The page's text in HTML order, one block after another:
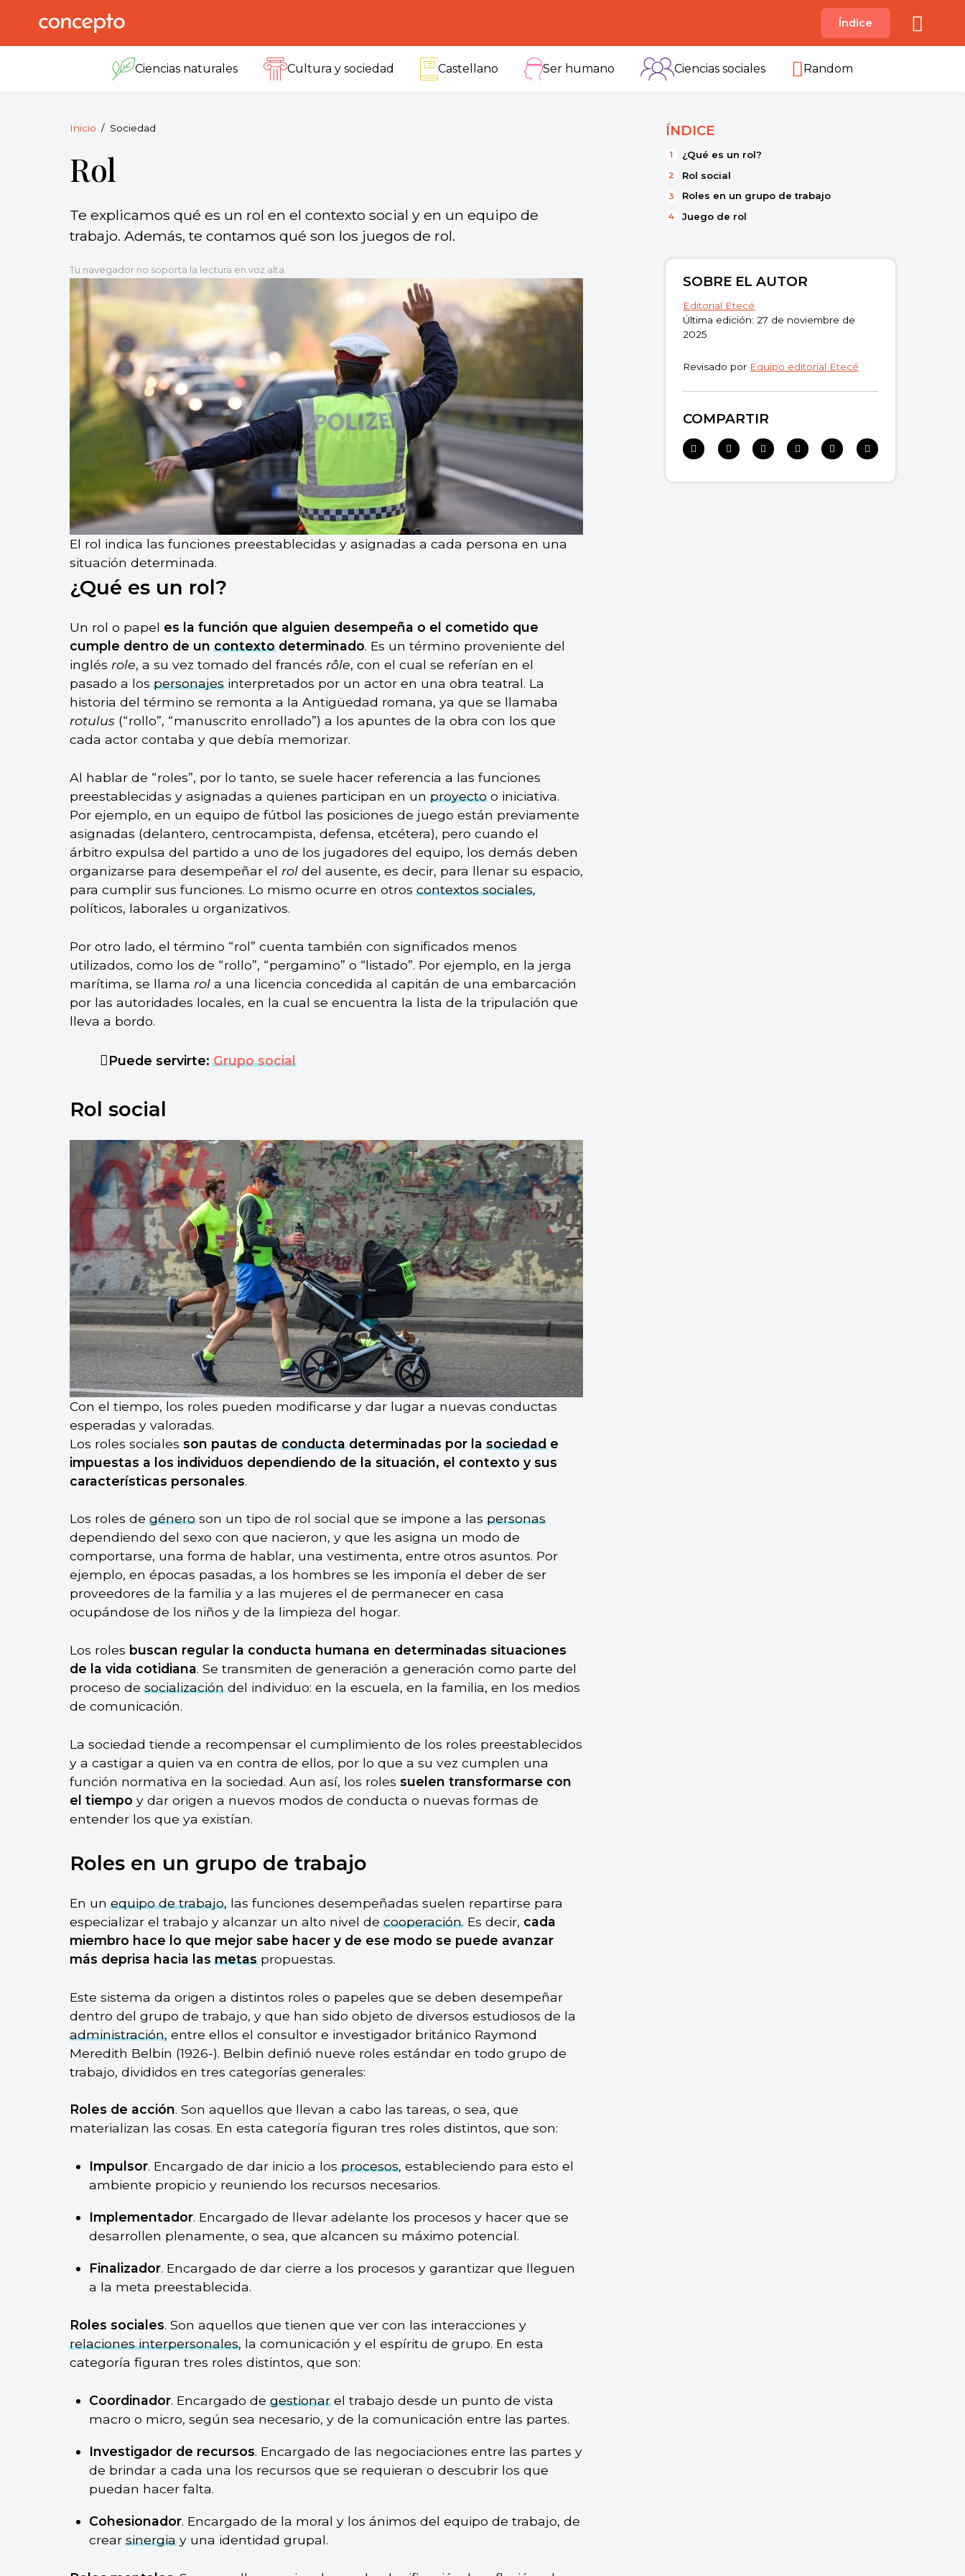
reservados.
B C
Índice
Ciencias naturales Cultura y sociedad Castellano Ser humano Ciencias sociales Random
Inicio Sociedad
Rol
Te explicamos qué es un rol en el contexto social y en un equipo de
trabajo. Además, te contamos qué son los juegos de rol.
Tu navegador no soporta la lectura en voz alta.
El rol indica las funciones preestablecidas y asignadas a cada persona en una
situación determinada.
¿Qué es un rol?
Un rol o papel es la función que alguien desempeña o el cometido que
cumple dentro de uncontextodeterminado. Es un término proveniente del
inglés role, a su vez tomado del francés rôle, con el cual se referían en el
pasado a lospersonajesinterpretados por un actor en una obra teatral. La
historia del término se remonta a la Antigüedad romana, ya que se llamaba
rotulus (“rollo”, “manuscrito enrollado”) a los apuntes de la obra con los que
cada actor contaba y que debía memorizar.
Al hablar de “roles”, por lo tanto, se suele hacer referencia a las funciones
preestablecidas y asignadas a quienes participan en unproyectoo iniciativa.
Por ejemplo, en un equipo de fútbol las posiciones de juego están previamente
asignadas (delantero, centrocampista, defensa, etcétera), pero cuando el
árbitro expulsa del partido a uno de los jugadores del equipo, los demás deben
organizarse para desempeñar el roldel ausente, es decir, para llenar su espacio,
para cumplir sus funciones. Lo mismo ocurre en otroscontextos sociales,
políticos, laborales u organizativos.
Por otro lado, el término “rol” cuenta también con significados menos
utilizados, como los de “rollo”, “pergamino” o “listado”. Por ejemplo, en la jerga
marítima, se llama rola una licencia concedida al capitán de una embarcación
por las autoridades locales, en la cual se encuentra la lista de la tripulación que
lleva a bordo.
Puede servirte:Grupo social
Rol social
Con el tiempo, los roles pueden modificarse y dar lugar a nuevas conductas
esperadas y valoradas.
Los roles sociales son pautas deconductadeterminadas por lasociedade
impuestas a los individuos dependiendo de la situación, el contexto y sus
características personales.
Los roles degéneroson un tipo de rol social que se impone a laspersonas
dependiendo del sexo con que nacieron, y que les asigna un modo de
comportarse, una forma de hablar, una vestimenta, entre otros asuntos. Por
ejemplo, en épocas pasadas, a los hombres se les imponía el deber de ser
proveedores de la familia y a las mujeres el de permanecer en casa
ocupándose de los niños y de la limpieza del hogar.
Los roles buscan regular la conducta humana en determinadas situaciones
de la vida cotidiana. Se transmiten de generación a generación como parte del
proceso desocializacióndel individuo: en la escuela, en la familia, en los medios
de comunicación.
La sociedad tiende a recompensar el cumplimiento de los roles preestablecidos
y a castigar a quien va en contra de ellos, por lo que a su vez cumplen una
función normativa en la sociedad. Aun así, los roles suelen transformarse con
el tiempo y dar origen a nuevos modos de conducta o nuevas formas de
entender los que ya existían.
Roles en un grupo de trabajo
En unequipo de trabajo, las funciones desempeñadas suelen repartirse para
especializar el trabajo y alcanzar un alto nivel decooperación. Es decir, cada
miembro hace lo que mejor sabe hacer y de ese modo se puede avanzar
más deprisa hacia lasmetaspropuestas.
Este sistema da origen a distintos roles o papeles que se deben desempeñar
dentro del grupo de trabajo, y que han sido objeto de diversos estudiosos de la
administración, entre ellos el consultor e investigador británico Raymond
Meredith Belbin (1926-). Belbin definió nueve roles estándar en todo grupo de
trabajo, divididos en tres categorías generales:
Roles de acción. Son aquellos que llevan a cabo las tareas, o sea, que
materializan las cosas. En esta categoría figuran tres roles distintos, que son:
Impulsor. Encargado de dar inicio a losprocesos, estableciendo para esto el
ambiente propicio y reuniendo los recursos necesarios.
Implementador. Encargado de llevar adelante los procesos y hacer que se
desarrollen plenamente, o sea, que alcancen su máximo potencial.
Finalizador. Encargado de dar cierre a los procesos y garantizar que lleguen
a la meta preestablecida.
Roles sociales. Son aquellos que tienen que ver con las interacciones y
relaciones interpersonales, la comunicación y el espíritu de grupo. En esta
categoría figuran tres roles distintos, que son:
Coordinador. Encargado degestionarel trabajo desde un punto de vista
macro o micro, según sea necesario, y de la comunicación entre las partes.
Investigador de recursos. Encargado de las negociaciones entre las partes y
de brindar a cada una los recursos que se requieran o descubrir los que
puedan hacer falta.
Cohesionador. Encargado de la moral y los ánimos del equipo de trabajo, de
crearsinergiay una identidad grupal.
ÍNDICE
¿Qué es un rol?
Rol social
Roles en un grupo de trabajo
Juego de rol
SOBRE EL AUTOR
Editorial Etecé
Última edición: 27 de noviembre de
2025
Revisado por Equipo editorial Etecé
COMPARTIR